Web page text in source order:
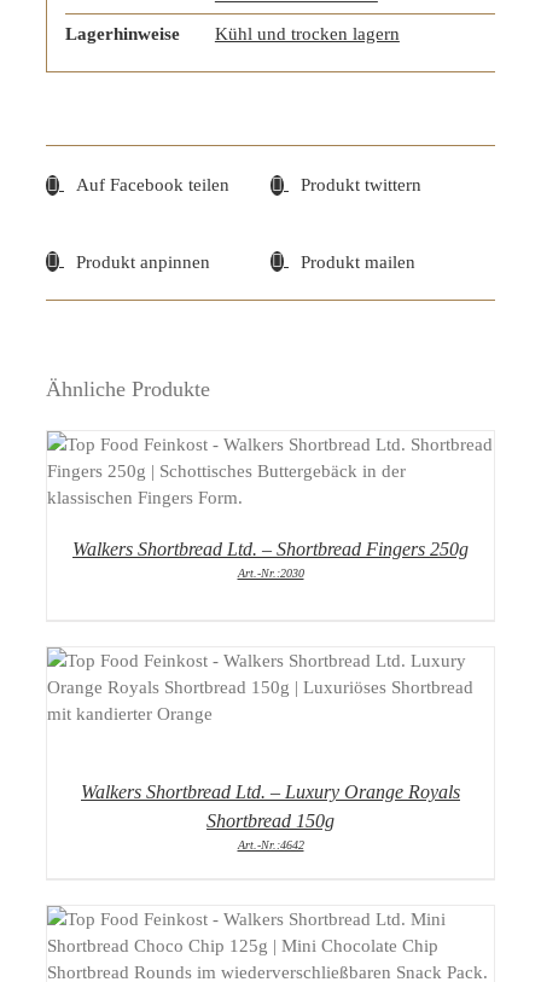
Lagerhinweise Kühl und trocken lagern
Auf Facebook teilen Produkt twittern
Produkt anpinnen Produkt mailen
Ähnliche Produkte
DETAILS
Walkers Shortbread Ltd. – Shortbread Fingers 250g
Art.-Nr.:2030
DETAILS
Walkers Shortbread Ltd. – Luxury Orange Royals
Shortbread 150g
Art.-Nr.:4642
DETAILS